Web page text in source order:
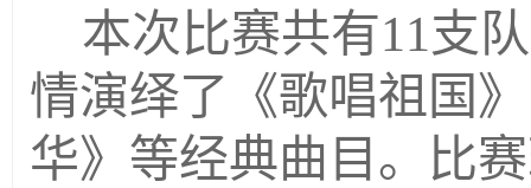
本次比赛共有11支
情演绎了《歌唱祖国
华》等经典曲目。比赛